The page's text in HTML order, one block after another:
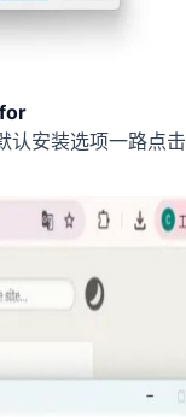
认安装选项一路点击